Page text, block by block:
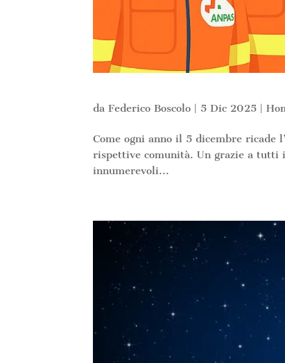
daFederico Boscolo | 5 Dic 2025 |
Come ogni anno il 5 dicembre ricade
rispettive comunità. Un grazie a tutti
innumerevoli...